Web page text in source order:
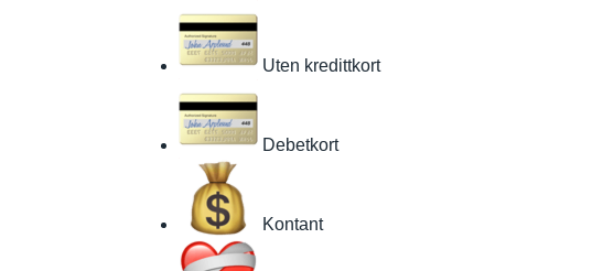
Uten kredittkort
Debetkort
Kontant